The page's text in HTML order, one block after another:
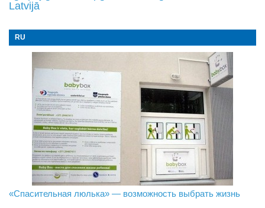
Latvijā
RU
В Даугавпилсе определили сильнейших в пляжном
«Спасительная люлька» — возможность выбрать жизнь
Новое поколение пограничников: Даугавпилсское